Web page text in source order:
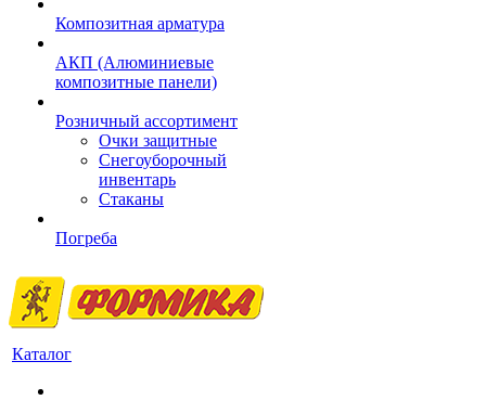
Композитная арматура
АКП (Алюминиевые
композитные панели)
Розничный ассортимент
Очки защитные
Снегоуборочный
инвентарь
Стаканы
Погреба
Каталог